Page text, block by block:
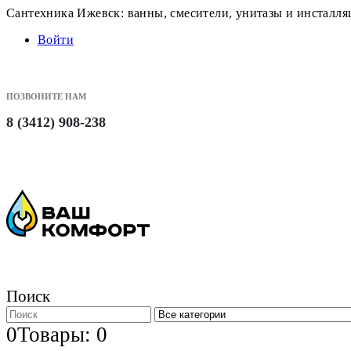
Сантехника Ижевск: ванны, смесители, унитазы и
Войти
ПОЗВОНИТЕ НАМ
8 (3412) 908-238
Поиск
0Товары: 0